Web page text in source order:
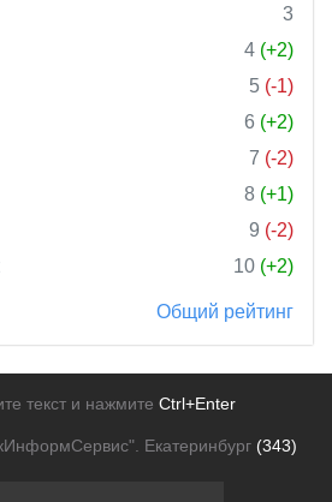
3
4 (+2)
5 (-1)
6 (+2)
7 (-2)
8 (+1)
9 (-2)
10 (+2)
Общий рейтинг
текст и нажмите Ctrl+Enter
Екатеринбург (343)